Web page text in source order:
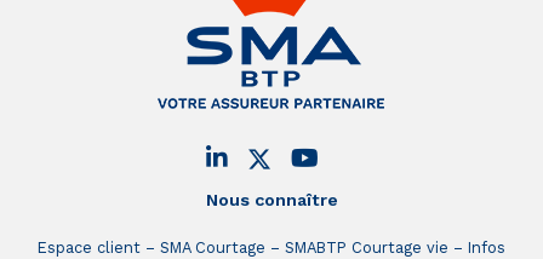
Nous connaître
Espace client SMA Courtage SMABTP Courtage vie Infos